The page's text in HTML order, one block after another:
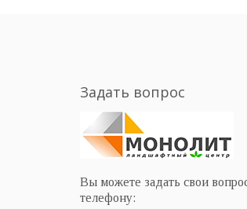
Задать вопрос
Вы можете задать свои
телефону: